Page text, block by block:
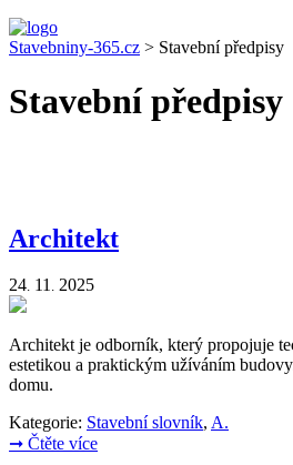
Stavebniny-365.cz > Stavební předpisy
Stavební předpisy
Architekt
24. 11. 2025
Architekt je odborník, který propojuje
estetikou a praktickým užíváním
domu.
Kategorie: Stavební slovník, A.
➞ Čtěte více